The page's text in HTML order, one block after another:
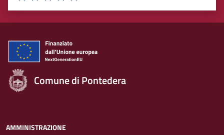
Valuta 5 stelle su 5
Valuta 4 stelle su 5
Valuta 3 stelle su 5
Valuta 2 stelle su 5
Valuta 1 stelle su 5
Comune di Pontedera
AMMINISTRAZIONE